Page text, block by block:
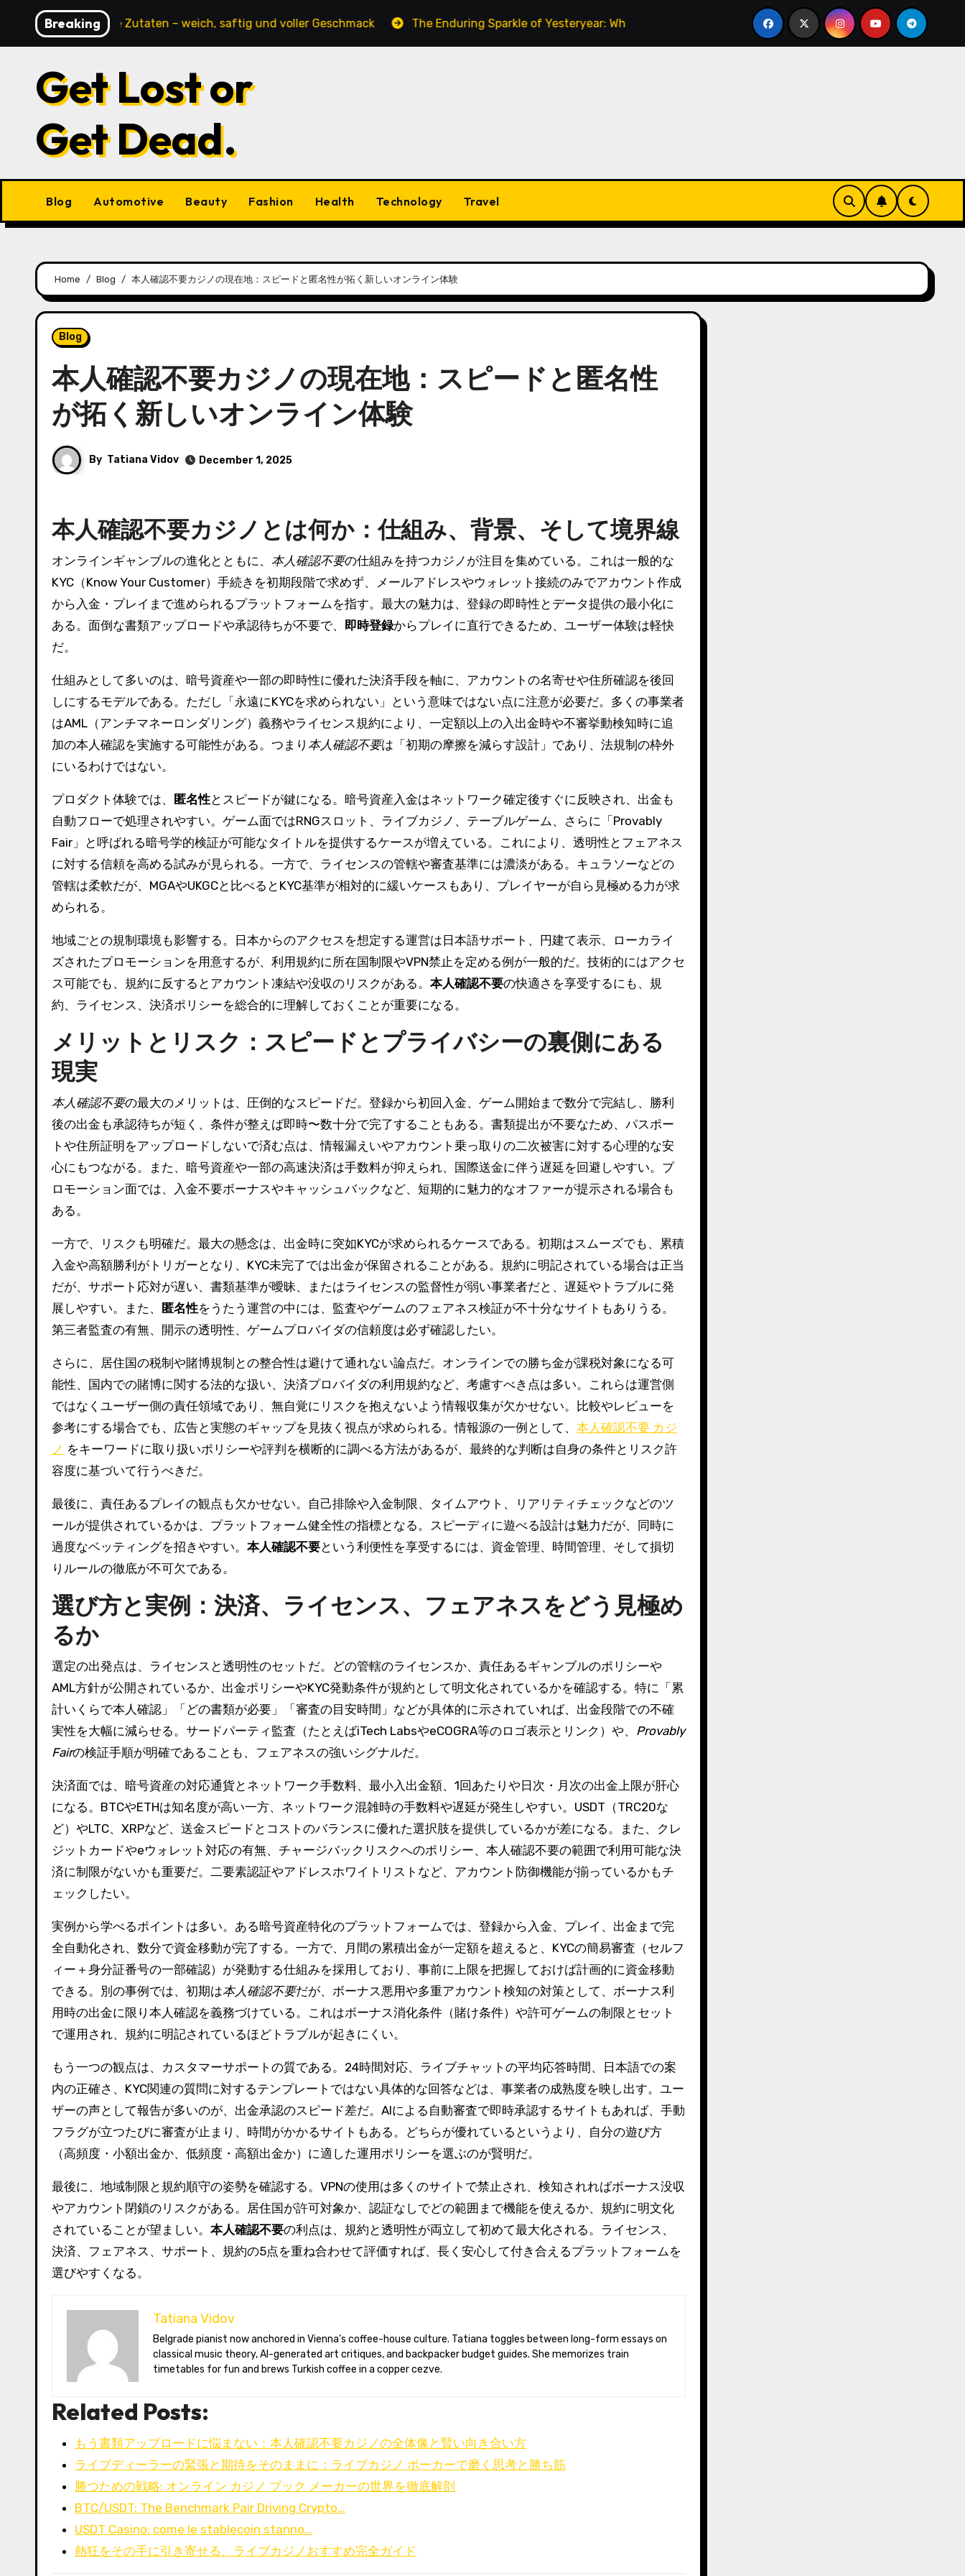
content
Breaking
tierische Zutaten – weich, saftig und voller Geschmack The Enduring Sparkle of Yesteryear: Why Vintage Costume Jewelry Captivates Collectors and Style Icons Alike
Get Lost or
Get Dead.
Blog Automotive Beauty Fashion Health Technology Travel
Home Blog 本人確認不要カジノの現在地：スピードと匿名性が拓く新しいオンライン体験
Blog
本人確認不要カジノの現在地：スピードと匿名性
が拓く新しいオンライン体験
By Tatiana Vidov December 1, 2025
本人確認不要カジノとは何か：仕組み、背景、そして境界線
オンラインギャンブルの進化とともに、 本人確認不要の仕組みを持つカジノが注目を集めている。これは一般的な
KYC（Know Your Customer）手続きを初期段階で求めず、メールアドレスやウォレット接続のみでアカウント作成
から入金・プレイまで進められるプラットフォームを指す。最大の魅力は、登録の即時性とデータ提供の最小化に
ある。面倒な書類アップロードや承認待ちが不要で、 即時登録からプレイに直行できるため、ユーザー体験は軽快
だ。
仕組みとして多いのは、暗号資産や一部の即時性に優れた決済手段を軸に、アカウントの名寄せや住所確認を後回
しにするモデルである。ただし「永遠にKYCを求められない」という意味ではない点に注意が必要だ。多くの事業者
はAML（アンチマネーロンダリング）義務やライセンス規約により、一定額以上の入出金時や不審挙動検知時に追
加の本人確認を実施する可能性がある。つまり 本人確認不要は「初期の摩擦を減らす設計」であり、法規制の枠外
にいるわけではない。
プロダクト体験では、 匿名性とスピードが鍵になる。暗号資産入金はネットワーク確定後すぐに反映され、出金も
自動フローで処理されやすい。ゲーム面ではRNGスロット、ライブカジノ、テーブルゲーム、さらに「Provably
Fair」と呼ばれる暗号学的検証が可能なタイトルを提供するケースが増えている。これにより、透明性とフェアネス
に対する信頼を高める試みが見られる。一方で、ライセンスの管轄や審査基準には濃淡がある。キュラソーなどの
管轄は柔軟だが、MGAやUKGCと比べるとKYC基準が相対的に緩いケースもあり、プレイヤーが自ら見極める力が求
められる。
地域ごとの規制環境も影響する。日本からのアクセスを想定する運営は日本語サポート、円建て表示、ローカライ
ズされたプロモーションを用意するが、利用規約に所在国制限やVPN禁止を定める例が一般的だ。技術的にはアクセ
ス可能でも、規約に反するとアカウント凍結や没収のリスクがある。 本人確認不要の快適さを享受するにも、規
約、ライセンス、決済ポリシーを総合的に理解しておくことが重要になる。
メリットとリスク：スピードとプライバシーの裏側にある
現実
本人確認不要の最大のメリットは、圧倒的なスピードだ。登録から初回入金、ゲーム開始まで数分で完結し、勝利
後の出金も承認待ちが短く、条件が整えば即時〜数十分で完了することもある。書類提出が不要なため、パスポー
トや住所証明をアップロードしないで済む点は、情報漏えいやアカウント乗っ取りの二次被害に対する心理的な安
心にもつながる。また、暗号資産や一部の高速決済は手数料が抑えられ、国際送金に伴う遅延を回避しやすい。プ
ロモーション面では、入金不要ボーナスやキャッシュバックなど、短期的に魅力的なオファーが提示される場合も
ある。
一方で、リスクも明確だ。最大の懸念は、出金時に突如KYCが求められるケースである。初期はスムーズでも、累積
入金や高額勝利がトリガーとなり、KYC未完了では出金が保留されることがある。規約に明記されている場合は正当
だが、サポート応対が遅い、書類基準が曖昧、またはライセンスの監督性が弱い事業者だと、遅延やトラブルに発
展しやすい。また、
匿名性をうたう運営の中には、監査やゲームのフェアネス検証が不十分なサイトもありうる。
第三者監査の有無、開示の透明性、ゲームプロバイダの信頼度は必ず確認したい。
さらに、居住国の税制や賭博規制との整合性は避けて通れない論点だ。オンラインでの勝ち金が課税対象になる可
能性、国内での賭博に関する法的な扱い、決済プロバイダの利用規約など、考慮すべき点は多い。これらは運営側
ではなくユーザー側の責任領域であり、無自覚にリスクを抱えないよう情報収集が欠かせない。比較やレビューを
参考にする場合でも、広告と実態のギャップを見抜く視点が求められる。情報源の一例として、 本人確認不要 カジ
ノ をキーワードに取り扱いポリシーや評判を横断的に調べる方法があるが、最終的な判断は自身の条件とリスク許
容度に基づいて行うべきだ。
最後に、責任あるプレイの観点も欠かせない。自己排除や入金制限、タイムアウト、リアリティチェックなどのツ
ールが提供されているかは、プラットフォーム健全性の指標となる。スピーディに遊べる設計は魅力だが、同時に
過度なベッティングを招きやすい。 本人確認不要という利便性を享受するには、資金管理、時間管理、そして損切
りルールの徹底が不可欠である。
選び方と実例：決済、ライセンス、フェアネスをどう見極め
るか
選定の出発点は、ライセンスと透明性のセットだ。どの管轄のライセンスか、責任あるギャンブルのポリシーや
AML方針が公開されているか、出金ポリシーやKYC発動条件が規約として明文化されているかを確認する。特に「累
計いくらで本人確認」「どの書類が必要」「審査の目安時間」などが具体的に示されていれば、出金段階での不確
実性を大幅に減らせる。サードパーティ監査（たとえばiTech LabsやeCOGRA等のロゴ表示とリンク）や、 Provably
Fairの検証手順が明確であることも、フェアネスの強いシグナルだ。
決済面では、暗号資産の対応通貨とネットワーク手数料、最小入出金額、1回あたりや日次・月次の出金上限が肝心
になる。BTCやETHは知名度が高い一方、ネットワーク混雑時の手数料や遅延が発生しやすい。USDT（TRC20な
ど）やLTC、XRPなど、送金スピードとコストのバランスに優れた選択肢を提供しているかが差になる。また、クレ
ジットカードやeウォレット対応の有無、チャージバックリスクへのポリシー、本人確認不要の範囲で利用可能な決
済に制限がないかも重要だ。二要素認証やアドレスホワイトリストなど、アカウント防御機能が揃っているかもチ
ェックしたい。
実例から学べるポイントは多い。ある暗号資産特化のプラットフォームでは、登録から入金、プレイ、出金まで完
全自動化され、数分で資金移動が完了する。一方で、月間の累積出金が一定額を超えると、KYCの簡易審査（セルフ
ィー＋身分証番号の一部確認）が発動する仕組みを採用しており、事前に上限を把握しておけば計画的に資金移動
できる。別の事例では、初期は本人確認不要だが、ボーナス悪用や多重アカウント検知の対策として、ボーナス利
用時の出金に限り本人確認を義務づけている。これはボーナス消化条件（賭け条件）や許可ゲームの制限とセット
で運用され、規約に明記されているほどトラブルが起きにくい。
もう一つの観点は、カスタマーサポートの質である。24時間対応、ライブチャットの平均応答時間、日本語での案
内の正確さ、KYC関連の質問に対するテンプレートではない具体的な回答などは、事業者の成熟度を映し出す。ユー
ザーの声として報告が多いのが、出金承認のスピード差だ。AIによる自動審査で即時承認するサイトもあれば、手動
フラグが立つたびに審査が止まり、時間がかかるサイトもある。どちらが優れているというより、自分の遊び方
（高頻度・小額出金か、低頻度・高額出金か）に適した運用ポリシーを選ぶのが賢明だ。
最後に、地域制限と規約順守の姿勢を確認する。VPNの使用は多くのサイトで禁止され、検知されればボーナス没収
やアカウント閉鎖のリスクがある。居住国が許可対象か、認証なしでどの範囲まで機能を使えるか、規約に明文化
されていることが望ましい。 本人確認不要の利点は、規約と透明性が両立して初めて最大化される。ライセンス、
決済、フェアネス、サポート、規約の5点を重ね合わせて評価すれば、長く安心して付き合えるプラットフォームを
選びやすくなる。
Tatiana Vidov
Belgrade pianist now anchored in Vienna’s coffee-house culture. Tatiana toggles between long-form essays on
classical music theory, AI-generated art critiques, and backpacker budget guides. She memorizes train
timetables for fun and brews Turkish coffee in a copper cezve.
Related Posts:
もう書類アップロードに悩まない：本人確認不要カジノの全体像と賢い向き合い方
ライブディーラーの緊張と期待をそのままに：ライブカジノ ポーカーで磨く思考と勝ち筋
勝つための戦略: オンライン カジノ ブック メーカーの世界を徹底解剖
BTC/USDT: The Benchmark Pair Driving Crypto…
USDT Casino: come le stablecoin stanno…
熱狂をその手に引き寄せる、ライブカジノおすすめ完全ガイド